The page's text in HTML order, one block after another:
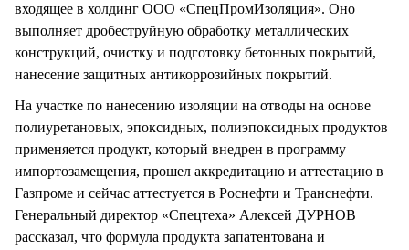
входящее в холдинг ООО «СпецПромИзоляция». Оно
выполняет дробеструйную обработку металлических
конструкций, очистку и подготовку бетонных покрытий,
нанесение защитных антикоррозийных покрытий.
На участке по нанесению изоляции на отводы на основе
полиуретановых, эпоксидных, полиэпоксидных продуктов
применяется продукт, который внедрен в программу
импортозамещения, прошел аккредитацию и аттестацию в
Газпроме и сейчас аттестуется в Роснефти и Транснефти.
Генеральный директор «Спецтеха» Алексей ДУРНОВ
рассказал, что формула продукта запатентована и